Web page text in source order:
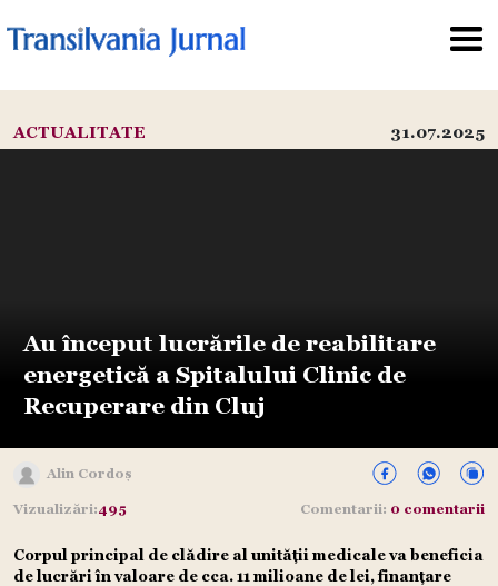
ACTUALITATE 31.07.2025
Au început lucrările de reabilitare
energetică a Spitalului Clinic de
Recuperare din Cluj
Alin Cordoș
Vizualizări:495 Comentarii: 0 comentarii
Corpul principal de clădire al unității medicale va beneficia
de lucrări în valoare de cca. 11 milioane de lei, finanțare